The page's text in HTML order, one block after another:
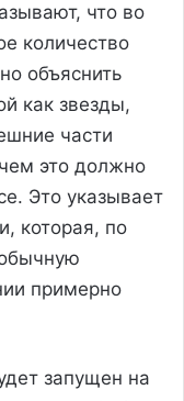
что во
количество
объяснить
как звезды,
части
это должно
Это указывает
которая, по
примерно
запущен на